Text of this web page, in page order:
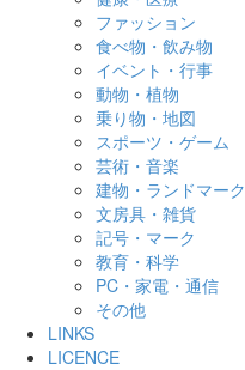
ファッション
食べ物・飲み物
イベント・行事
動物・植物
乗り物・地図
スポーツ・ゲーム
芸術・音楽
建物・ランドマーク
文房具・雑貨
記号・マーク
教育・科学
PC・家電・通信
その他
LINKS
LICENCE